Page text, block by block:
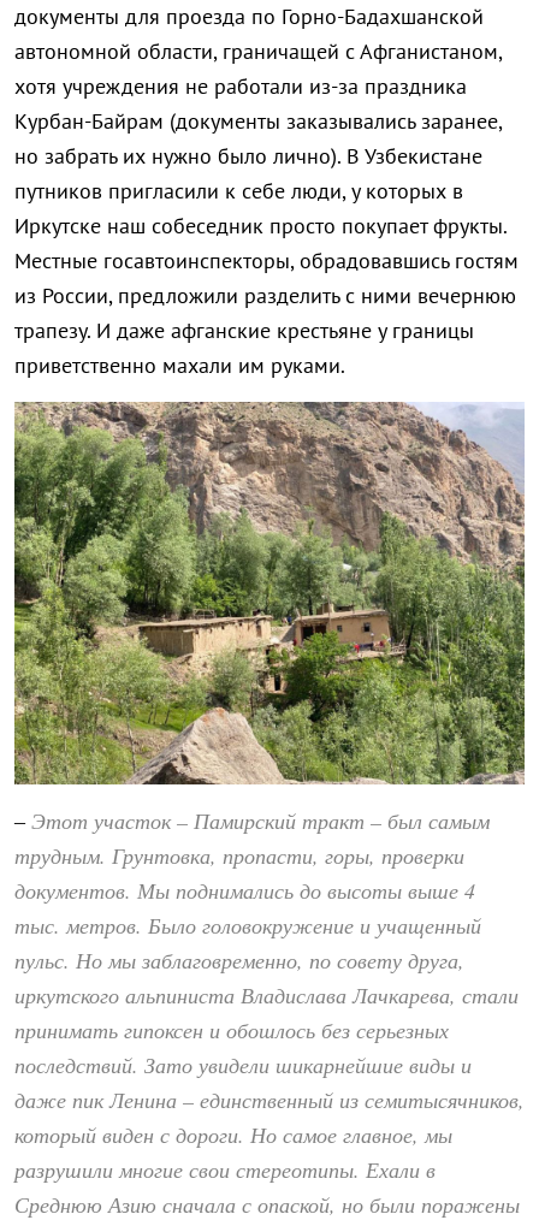
документы для проезда по Горно-Бадахшанской
автономной области, граничащей с Афганистаном,
хотя учреждения не работали из-за праздника
Курбан-Байрам (документы заказывались заранее,
но забрать их нужно было лично). В Узбекистане
путников пригласили к себе люди, у которых в
Иркутске наш собеседник просто покупает фрукты.
Местные госавтоинспекторы, обрадовавшись гостям
из России, предложили разделить с ними вечернюю
трапезу. И даже афганские крестьяне у границы
приветственно махали им руками.
–Этот участок – Памирский тракт – был самым
трудным. Грунтовка, пропасти, горы, проверки
документов. Мы поднимались до высоты выше 4
тыс. метров. Было головокружение и учащенный
пульс. Но мы заблаговременно, по совету друга,
иркутского альпиниста Владислава Лачкарева, стали
принимать гипоксен и обошлось без серьезных
последствий. Зато увидели шикарнейшие виды и
даже пик Ленина – единственный из семитысячников,
который виден с дороги. Но самое главное, мы
разрушили многие свои стереотипы. Ехали в
Среднюю Азию сначала с опаской, но были поражены